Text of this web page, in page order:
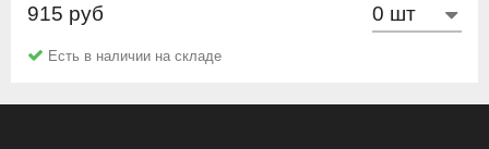
Hi-Black
915 руб
Есть в наличии на складе